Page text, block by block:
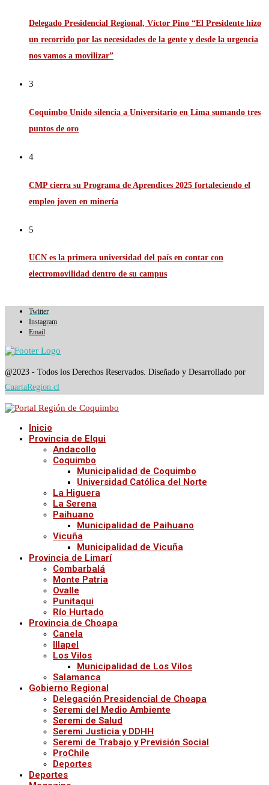
Delegado Presidencial Regional, Víctor Pino “El Presidente hizo
un recorrido por las necesidades de la gente y desde la urgencia
nos vamos a movilizar”
3
Coquimbo Unido silencia a Universitario en Lima sumando tres
puntos de oro
4
CMP cierra su Programa de Aprendices 2025 fortaleciendo el
empleo joven en minería
5
UCN es la primera universidad del país en contar con
electromovilidad dentro de su campus
Twitter
Instagram
Email
@2023 - Todos los Derechos Reservados. Diseñado y Desarrollado por
CuartaRegion.cl
Inicio
Provincia de Elqui
Andacollo
Coquimbo
Municipalidad de Coquimbo
Universidad Católica del Norte
La Higuera
La Serena
Paihuano
Municipalidad de Paihuano
Vicuña
Municipalidad de Vicuña
Provincia de Limarí
Combarbalá
Monte Patria
Ovalle
Punitaqui
Río Hurtado
Provincia de Choapa
Canela
Illapel
Los Vilos
Municipalidad de Los Vilos
Salamanca
Gobierno Regional
Delegación Presidencial de Choapa
Seremi del Medio Ambiente
Seremi de Salud
Seremi Justicia y DDHH
Seremi de Trabajo y Previsión Social
ProChile
Deportes
Deportes